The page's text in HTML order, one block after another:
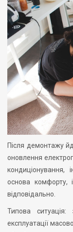
Після демонтажу
оновлення
кондиціонування,
основа комфорту,
відповідально.
Типова
експлуатації